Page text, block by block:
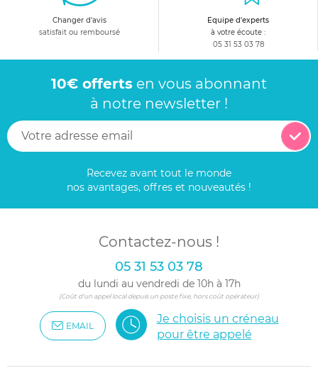
Changer d'avis
satisfait ou remboursé
Equipe d'experts
à votre écoute :
05 31 53 03 78
10€ offerts en vous abonnant
à notre newsletter !
Recevez avant tout le monde
nos avantages, offres et nouveautés !
Contactez-nous !
05 31 53 03 78
du lundi au vendredi de 10h à 17h
(Coût d'un appel local depuis un poste fixe, hors coût opérateur)
EMAIL
Je choisis un créneau
pour être appelé